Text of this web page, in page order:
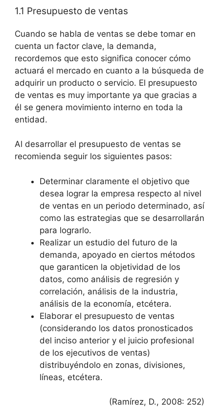
1.1 Presupuesto de ventas
Cuando se habla de ventas se debe tomar en
cuenta un factor clave, la demanda,
recordemos que esto significa conocer cómo
actuará el mercado en cuanto a la búsqueda de
adquirir un producto o servicio. El presupuesto
de ventas es muy importante ya que gracias a
él se genera movimiento interno en toda la
entidad.
Al desarrollar el presupuesto de ventas se
recomienda seguir los siguientes pasos:
Determinar claramente el objetivo que
desea lograr la empresa respecto al nivel
de ventas en un periodo determinado, así
como las estrategias que se desarrollarán
para lograrlo.
Realizar un estudio del futuro de la
demanda, apoyado en ciertos métodos
que garanticen la objetividad de los
datos, como análisis de regresión y
correlación, análisis de la industria,
análisis de la economía, etcétera.
Elaborar el presupuesto de ventas
(considerando los datos pronosticados
del inciso anterior y el juicio profesional
de los ejecutivos de ventas)
distribuyéndolo en zonas, divisiones,
líneas, etcétera.
(Ramírez, D., 2008: 252)